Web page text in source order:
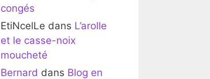
congés
EtiNcelLe dans L’arolle
et le casse-noix
moucheté
Bernard dans Blog en